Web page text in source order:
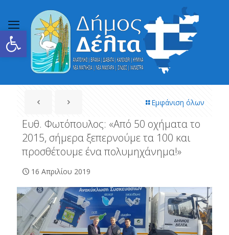
Ανοίξτε τη γραμμή εργαλείων
Εμφάνιση όλων
Ευθ. Φωτόπουλος: «Από 50 οχήματα το
2015, σήμερα ξεπερνούμε τα 100 και
προσθέτουμε ένα πολυμηχάνημα!»
16 Απριλίου 2019